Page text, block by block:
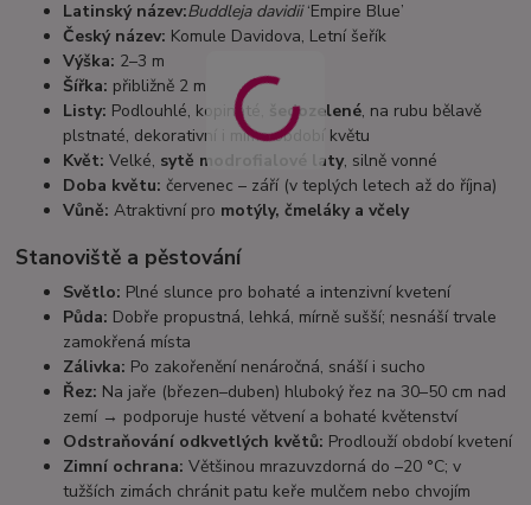
Latinský název:Buddleja davidii‘Empire Blue’
Český název: Komule Davidova, Letní šeřík
Výška: 2–3 m
Šířka: přibližně 2 m
Listy: Podlouhlé, kopinaté, šedozelené, na rubu bělavě
plstnaté, dekorativní i mimo období květu
Květ: Velké, sytě modrofialové laty, silně vonné
Doba květu: červenec – září (v teplých letech až do října)
Vůně: Atraktivní pro motýly, čmeláky a včely
Stanoviště a pěstování
Světlo: Plné slunce pro bohaté a intenzivní kvetení
Půda: Dobře propustná, lehká, mírně sušší; nesnáší trvale
zamokřená místa
Zálivka: Po zakořenění nenáročná, snáší i sucho
Řez: Na jaře (březen–duben) hluboký řez na 30–50 cm nad
zemí → podporuje husté větvení a bohaté květenství
Odstraňování odkvetlých květů: Prodlouží období kvetení
Zimní ochrana: Většinou mrazuvzdorná do –20 °C; v
tužších zimách chránit patu keře mulčem nebo chvojím